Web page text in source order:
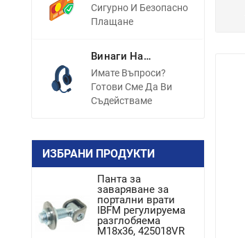
Сигурно И Безопасно
Плащане
Винаги На
Разположение
Имате Въпроси?
Готови Сме Да Ви
Съдействаме
ИЗБРАНИ ПРОДУКТИ
Панта за
заваряване за
портални врати
IBFM регулируема
разглобяема
M18x36, 425018VR